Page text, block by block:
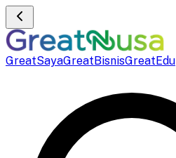
GreatSayaGreatBisnisGreatEdu